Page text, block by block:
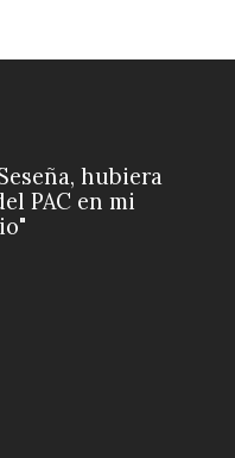
hubiera
PAC en mi